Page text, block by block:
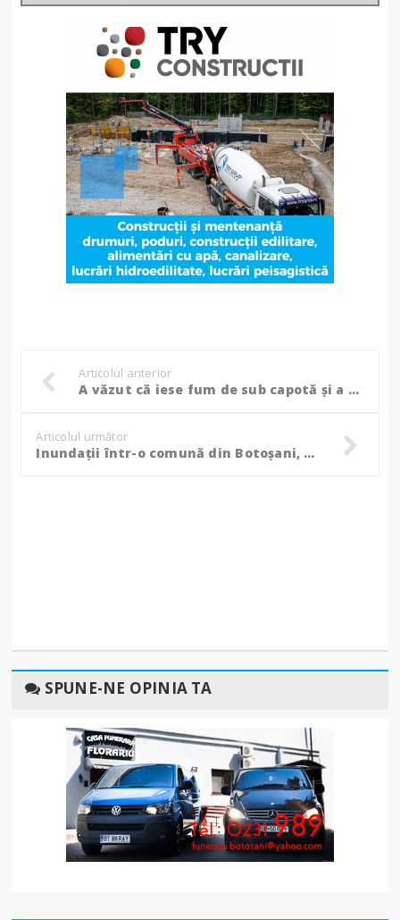
Articolul anterior
A văzut că iese fum de sub capotă și a oprit imediat, au intervenit două echipaje de pompieri!
Articolul următor
Inundații într-o comună din Botoșani, pompierii intervin pentru evacuarea apei din gospodării și locuințe! (Foto)
SPUNE-NE OPINIA TA